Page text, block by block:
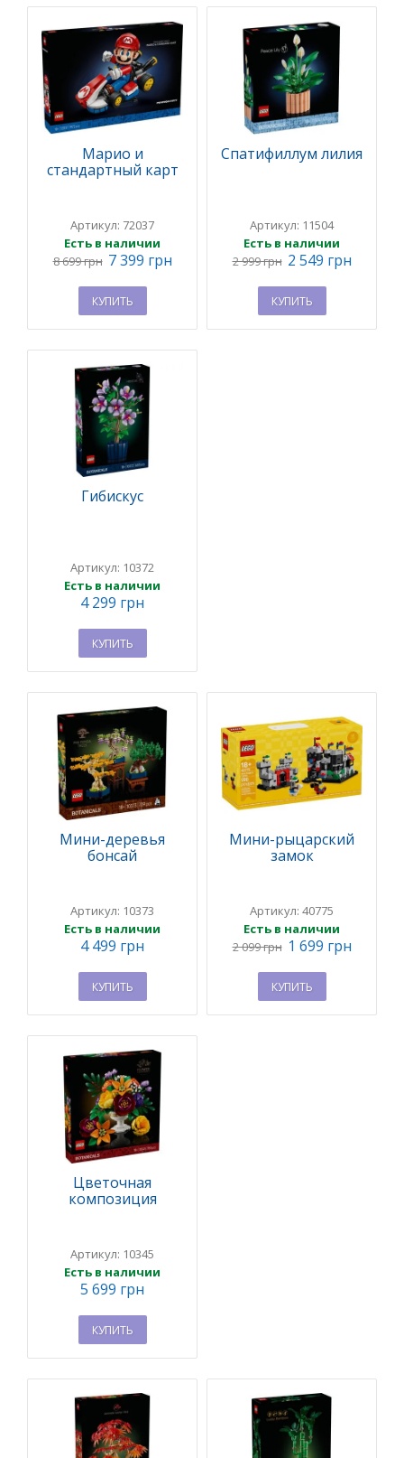
Марио и
стандартный карт
Артикул: 72037
Есть в наличии
8 699 грн 7 399 грн
КУПИТЬ
Спатифиллум лилия
Артикул: 11504
Есть в наличии
2 999 грн 2 549 грн
КУПИТЬ
Гибискус
Артикул: 10372
Есть в наличии
4 299 грн
КУПИТЬ
Мини-деревья
бонсай
Артикул: 10373
Есть в наличии
4 499 грн
КУПИТЬ
Мини-рыцарский
замок
Артикул: 40775
Есть в наличии
2 099 грн 1 699 грн
КУПИТЬ
Цветочная
композиция
Артикул: 10345
Есть в наличии
5 699 грн
КУПИТЬ